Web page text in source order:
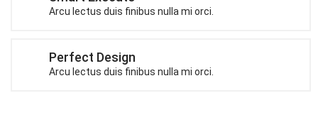
Arcu lectus duis finibus nulla mi orci.
Perfect Design
Arcu lectus duis finibus nulla mi orci.